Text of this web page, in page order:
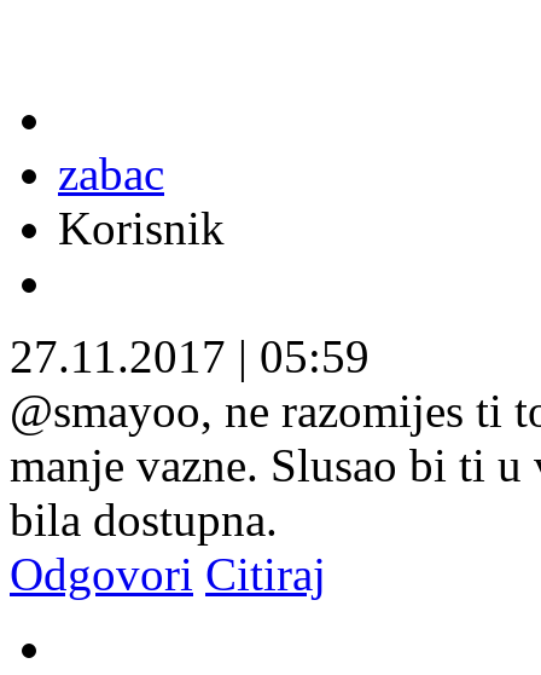
zabac
Korisnik
27.11.2017 | 05:59
@smayoo, ne razomijes ti
manje vazne. Slusao bi ti
bila dostupna.
Odgovori Citiraj